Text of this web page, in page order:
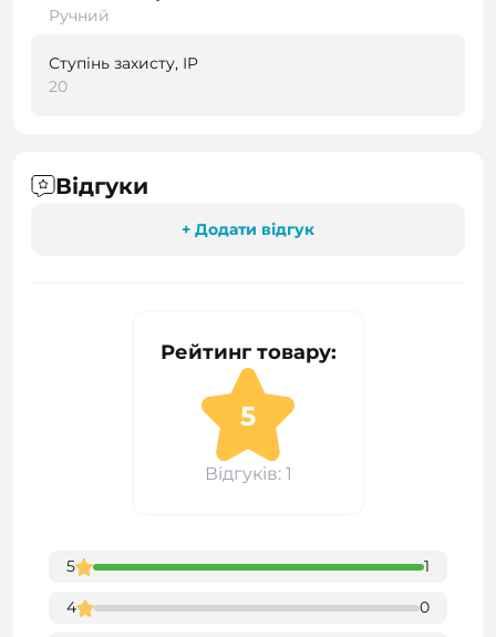
Ручний
Ступінь захисту, IP
20
Відгуки
+ Додати відгук
Рейтинг товару:
5
Відгуків: 1
5 1
4 0